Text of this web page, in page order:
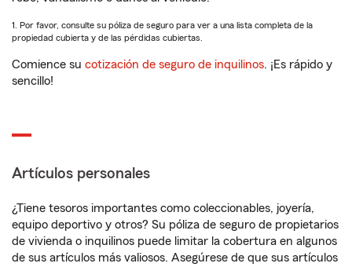
1. Por favor, consulte su póliza de seguro para ver a una lista completa de la
propiedad cubierta y de las pérdidas cubiertas.
Comience su cotización de seguro de inquilinos. ¡Es rápido y
sencillo!
Artículos personales
¿Tiene tesoros importantes como coleccionables, joyería,
equipo deportivo y otros? Su póliza de seguro de propietarios
de vivienda o inquilinos puede limitar la cobertura en algunos
de sus artículos más valiosos. Asegúrese de que sus artículos